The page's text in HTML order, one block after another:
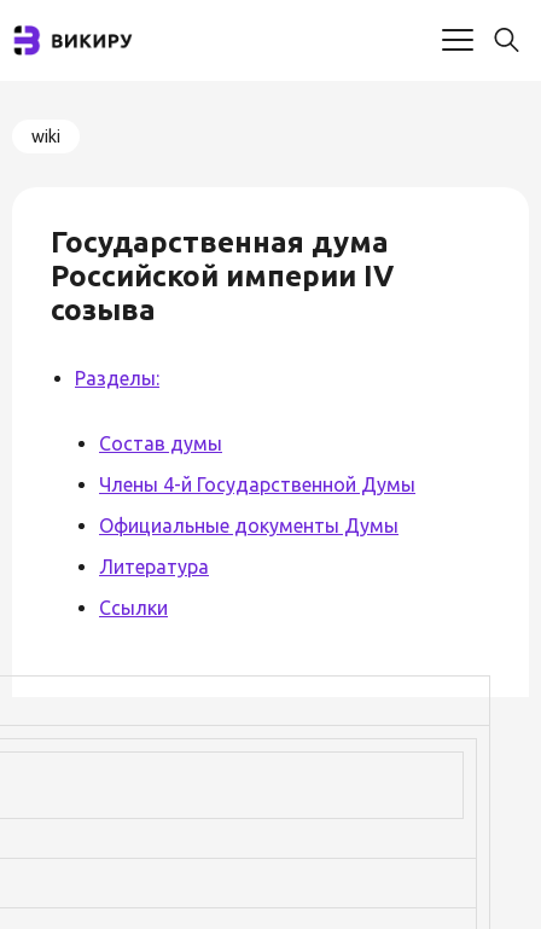
wiki
Государственная дума
Российской империи IV
созыва
Разделы:
Состав думы
Члены 4-й Государственной Думы
Официальные документы Думы
Литература
Ссылки